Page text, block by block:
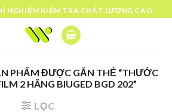
NGHIỆM KIỂM TRA CHẤT LƯỢNG CAO
PHẨM ĐƯỢC GẮN THẺ “THƯỚC
2 HÃNG BIUGED BGD 202”
LỌC